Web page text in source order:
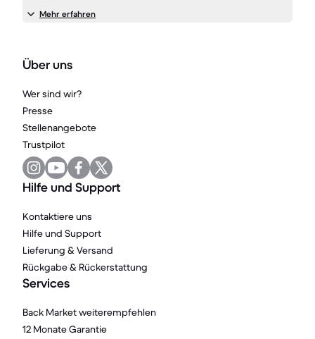
Mehr erfahren
Über uns
Wer sind wir?
Presse
Stellenangebote
Trustpilot
Hilfe und Support
Kontaktiere uns
Hilfe und Support
Lieferung & Versand
Rückgabe & Rückerstattung
Services
Back Market weiterempfehlen
12 Monate Garantie